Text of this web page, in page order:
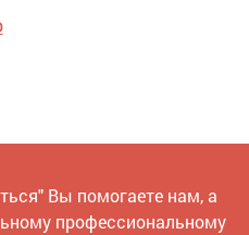
Вы помогаете нам, а
профессиональному